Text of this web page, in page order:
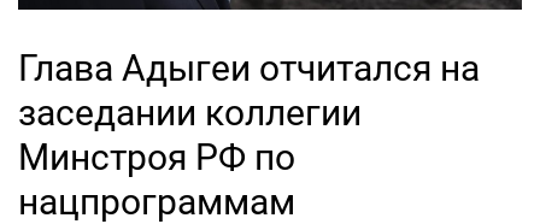
Глава Адыгеи отчитался на
заседании коллегии
Минстроя РФ по
нацпрограммам